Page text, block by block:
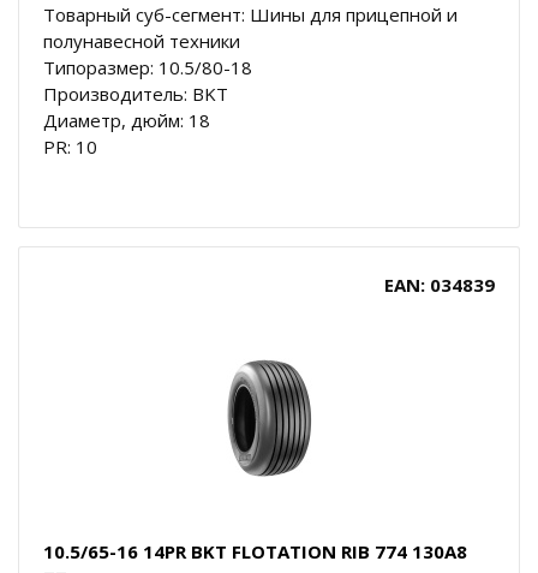
Товарный суб-сегмент: Шины для прицепной и
полунавесной техники
Типоразмер: 10.5/80-18
Производитель: BKT
Диаметр, дюйм: 18
PR: 10
EAN: 034839
10.5/65-16 14PR BKT FLOTATION RIB 774 130A8